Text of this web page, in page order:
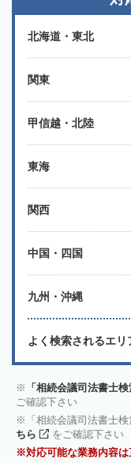
北海道・東北
関東
甲信越・北陸
東海
関西
中国・四国
九州・沖縄
よく検索されるエリ
「相続会議司法書士
ご確認下さい
「相続会議司法書士
ちら
をご確認下さい
対応可能な業務内容